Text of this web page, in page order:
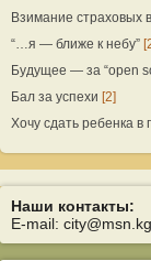
Взимание страховых
“…я — ближе к небу”
Будущее — за “open
Бал за успехи [2]
Хочу сдать ребенка в
Наши контакты:
E-mail: city@msn.kg